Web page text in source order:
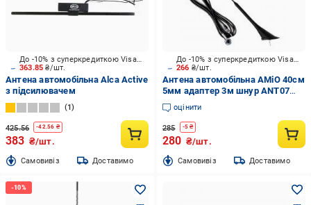
363.85₴/шт.
До -10% з суперкредиткою Visa Вигода
Антена автомобільна Alca Active
з підсилювачем
1
425.56 -42.56 ₴
383 ₴/шт.
Cамовивіз Доставимо
266 ₴/шт.
До -10% з суперкредиткою Visa Вигода
Антена автомобільна AMiO 40см
5мм адаптер 3м шнур ANT07
(01507)
оцінити
285 -5₴
280 ₴/шт.
Cамовивіз Доставимо